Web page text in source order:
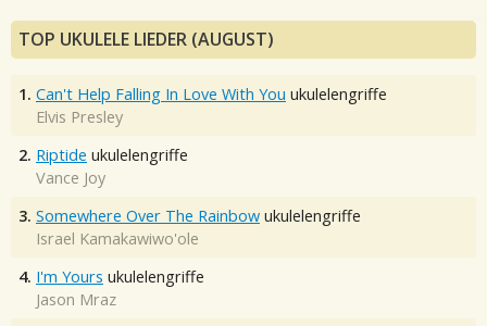
TOP UKULELE LIEDER (AUGUST)
1. Can't Help Falling In Love With You ukulelengriffe
Elvis Presley
2. Riptide ukulelengriffe
Vance Joy
3. Somewhere Over The Rainbow ukulelengriffe
Israel Kamakawiwo'ole
4. I'm Yours ukulelengriffe
Jason Mraz